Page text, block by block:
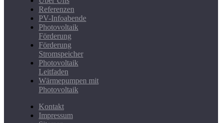
Referenzen
PV-Infoabende
Photovoltaik
Förderung
Förderung
Stromspeicher
Photovoltaik
Leitfaden
Wärmepumpen mit
Photovoltaik
Kontakt
Impressum